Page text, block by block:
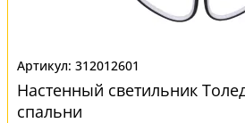
312012601
Настенный светильник
спальни